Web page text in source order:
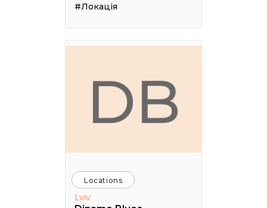
#Локація
DB
Locations
Lviv